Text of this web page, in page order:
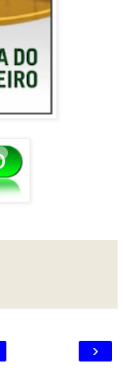
›